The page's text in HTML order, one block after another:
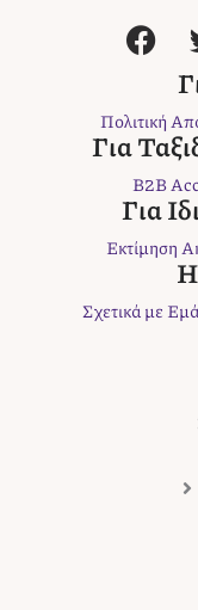
F
a
e
b
o
o
k
Πολιτική
Για
B2B
Για
Εκτίμηση
Σχετικά με